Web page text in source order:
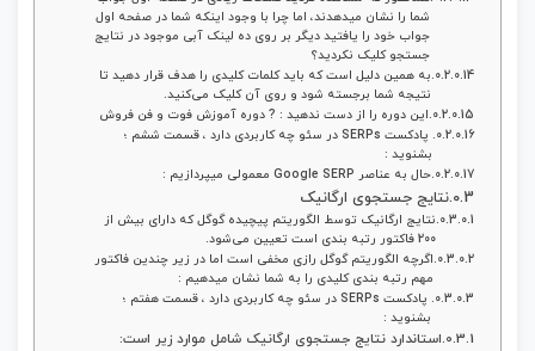
شما را نشان میدهدند، اما چرا با وجود اینکه شما در صفحه اول
جواب خود را یافتید دیگر بر روی ده لینک آبی موجود در نتایج
جستجو کلیک نکردید؟
به همین دلیل است که باید کلمات کلیدی را هدف قرار دهید تا
نتیجه شما برجسته شود و روی آن کلیک می‌کنید.
این دوره را از دست ندهید : ? دوره آموزش فوت و فن فروش
پادکست SERPs در سئو چه کاربردی دارد ، قسمت ششم ؛
بشنوید :
حال به عناصر Google SERP معمولی میپردازیم :
نتایج جستجوی ارگانیک
نتایج ارگانیک توسط الگوریتم پیچیده گوگل که دارای بیش از
200 فاکتور رتبه‌ بندی است تعیین می‌شود.
اگرچه الگوریتم گوگل رازی مخفی است اما در زیر چندین فاکتور
مهم رتبه‌ بندی کلیدی را به شما نشان میدهیم :
پادکست SERPs در سئو چه کاربردی دارد ، قسمت هفتم ؛
بشنوید :
استاندارد نتایج جستجوی ارگانیک شامل موارد زیر است: